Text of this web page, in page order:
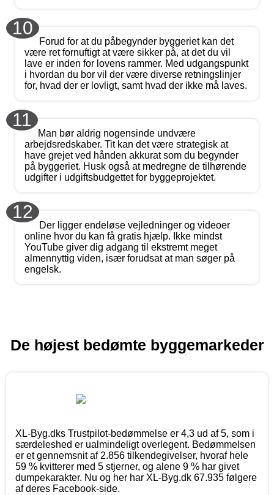
10
Forud for at du påbegynder byggeriet kan det
være ret fornuftigt at være sikker på, at det du vil
lave er inden for lovens rammer. Med udgangspunkt
i hvordan du bor vil der være diverse retningslinjer
for, hvad der er lovligt, samt hvad der ikke må laves.
11
Man bør aldrig nogensinde undvære
arbejdsredskaber. Tit kan det være strategisk at
have grejet ved hånden akkurat som du begynder
på byggeriet. Husk også at medregne de tilhørende
udgifter i udgiftsbudgettet for byggeprojektet.
12
Der ligger endeløse vejledninger og videoer
online hvor du kan få gratis hjælp. Ikke mindst
YouTube giver dig adgang til ekstremt meget
almennyttig viden, især forudsat at man søger på
engelsk.
De højest bedømte byggemarkeder
XL-Byg.dks Trustpilot-bedømmelse er 4,3 ud af 5, som i
særdeleshed er ualmindeligt overlegent. Bedømmelsen
er et gennemsnit af 2.856 tilkendegivelser, hvoraf hele
59 % kvitterer med 5 stjerner, og alene 9 % har givet
dumpekarakter. Nu og her har XL-Byg.dk 67.935 følgere
af deres Facebook-side.